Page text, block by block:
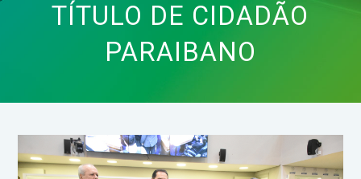
TÍTULO DE CIDADÃO
PARAIBANO